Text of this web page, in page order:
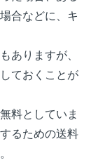
合などに、キ
ありますが、
ておくことが
料としていま
るための送料